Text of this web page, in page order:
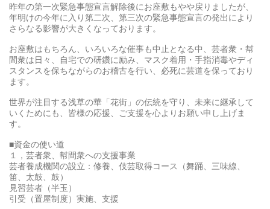
昨年の第一次緊急事態宣言解除後にお座敷もやや戻りましたが、
年明けの今年に入り第二次、第三次の緊急事態宣言の発出により
さらなる影響が大きくなっております。
お座敷はもちろん、いろいろな催事も中止となる中、芸者衆・幇
間衆は日々、自宅での研鑽に励み、マスク着用・手指消毒やディ
スタンスを保ちながらのお稽古を行い、必死に芸道を保っており
ます。
世界が注目する浅草の華「花街」の伝統を守り、未来に継承して
いくためにも、皆様の応援、ご支援を心よりお願い申し上げま
す。
■資金の使い道
１，芸者衆、幇間衆への支援事業
芸者養成機関の設立：修養、伎芸取得コース（舞踊、三味線、
笛、太鼓、鼓）
見習芸者（半玉）
引受（置屋制度）実施、支援